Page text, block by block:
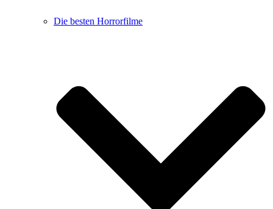
Die besten Horrorfilme